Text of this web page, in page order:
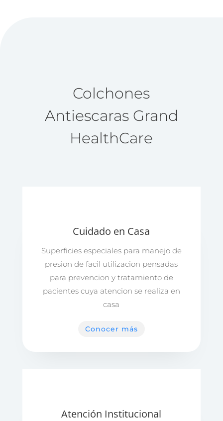
Colchones
Antiescaras Grand
HealthCare
Cuidado en Casa
Superficies especiales para manejo de
presion de facil utilizacion pensadas
para prevencion y tratamiento de
pacientes cuya atencion se realiza en
casa
Conocer más
Atención Institucional